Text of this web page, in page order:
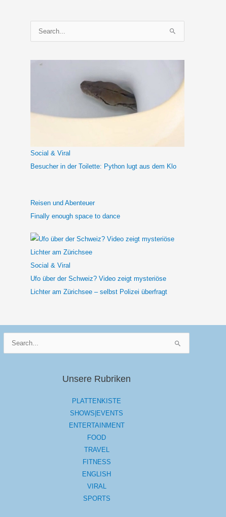
u
h
Social & Viral
Besucher in der Toilette: Python lugt aus dem Klo
Reisen und Abenteuer
Finally enough space to dance
Social & Viral
Ufo über der Schweiz? Video zeigt mysteriöse
Lichter am Zürichsee – selbst Polizei überfragt
Unsere Rubriken
PLATTENKISTE
SHOWS|EVENTS
ENTERTAINMENT
FOOD
TRAVEL
FITNESS
ENGLISH
VIRAL
SPORTS